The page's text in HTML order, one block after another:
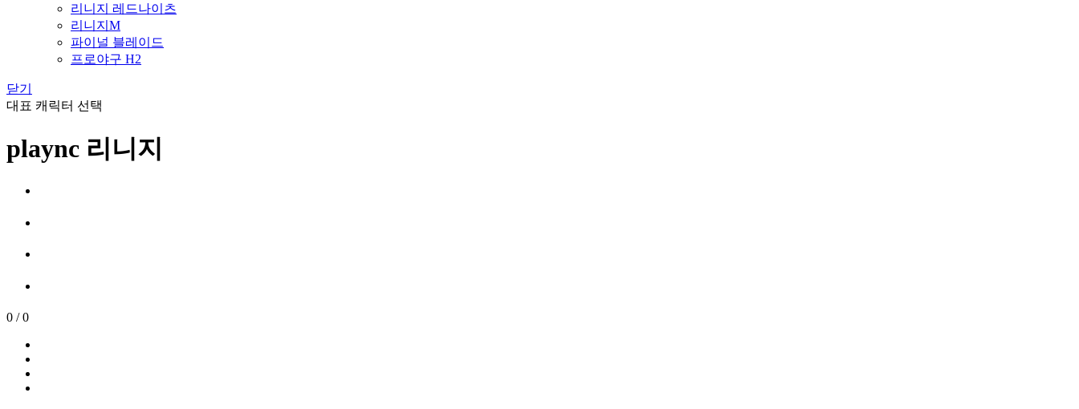
리니지 레드나이츠
리니지M
파이널 블레이드
프로야구 H2
닫기
대표 캐릭터 선택
plaync 리니지
0 / 0